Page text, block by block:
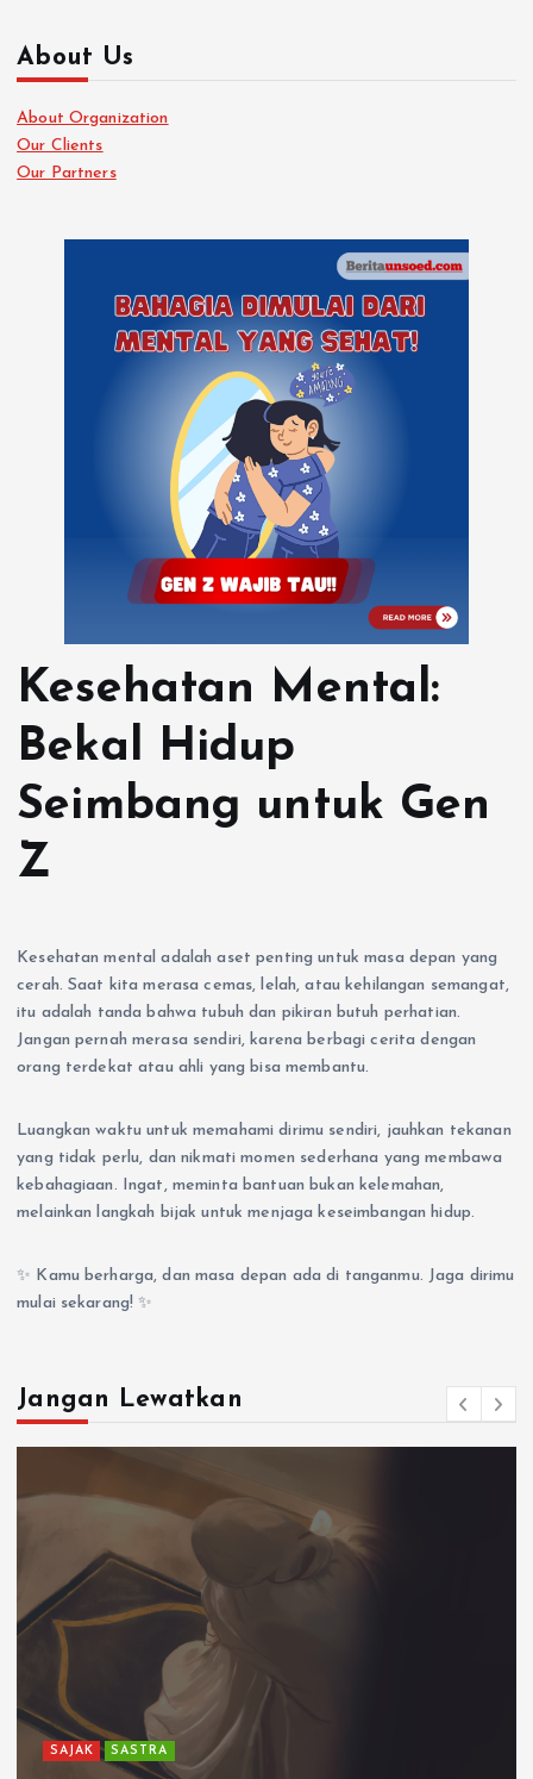
About Us
About Organization
Our Clients
Our Partners
Kesehatan Mental:
Bekal Hidup
Seimbang untuk Gen
Z
Kesehatan mental adalah aset penting untuk masa depan yang
cerah. Saat kita merasa cemas, lelah, atau kehilangan semangat,
itu adalah tanda bahwa tubuh dan pikiran butuh perhatian.
Jangan pernah merasa sendiri, karena berbagi cerita dengan
orang terdekat atau ahli yang bisa membantu.
Luangkan waktu untuk memahami dirimu sendiri, jauhkan tekanan
yang tidak perlu, dan nikmati momen sederhana yang membawa
kebahagiaan. Ingat, meminta bantuan bukan kelemahan,
melainkan langkah bijak untuk menjaga keseimbangan hidup.
✨ Kamu berharga, dan masa depan ada di tanganmu. Jaga dirimu
mulai sekarang! ✨
Jangan Lewatkan
SAJAK SASTRA